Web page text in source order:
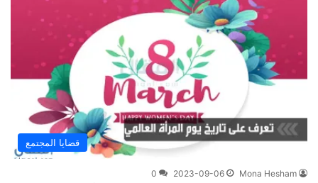
قضايا المجتمع
Mona Hesham
2023-09-06
0